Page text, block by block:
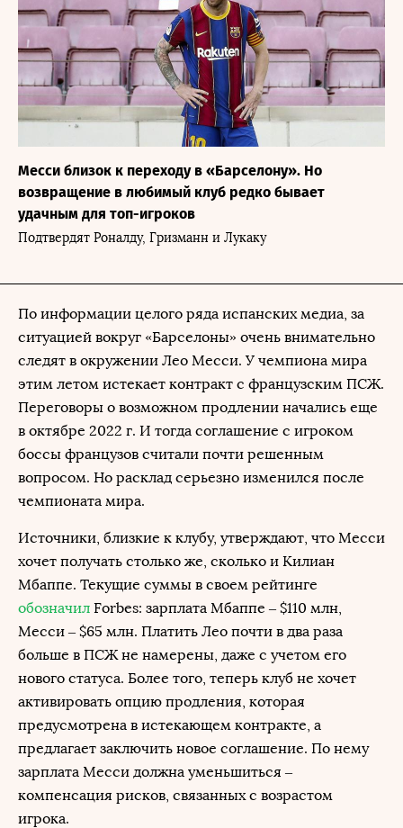
Месси близок к переходу в «Барселону». Но
возвращение в любимый клуб редко бывает
удачным для топ-игроков
Подтвердят Роналду, Гризманн и Лукаку
По информации целого ряда испанских медиа, за
ситуацией вокруг «Барселоны» очень внимательно
следят в окружении Лео Месси. У чемпиона мира
этим летом истекает контракт с французским ПСЖ.
Переговоры о возможном продлении начались еще
в октябре 2022 г. И тогда соглашение с игроком
боссы французов считали почти решенным
вопросом. Но расклад серьезно изменился после
чемпионата мира.
Источники, близкие к клубу, утверждают, что Месси
хочет получать столько же, сколько и Килиан
Мбаппе. Текущие суммы в своем рейтинге
обозначил Forbes: зарплата Мбаппе – $110 млн,
Месси – $65 млн. Платить Лео почти в два раза
больше в ПСЖ не намерены, даже с учетом его
нового статуса. Более того, теперь клуб не хочет
активировать опцию продления, которая
предусмотрена в истекающем контракте, а
предлагает заключить новое соглашение. По нему
зарплата Месси должна уменьшиться –
компенсация рисков, связанных с возрастом
игрока.